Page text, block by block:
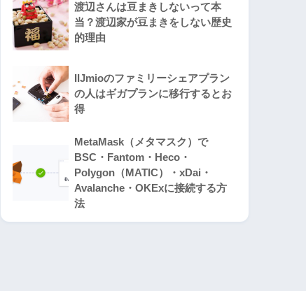
渡辺さんは豆まきしないって本
当？渡辺家が豆まきをしない歴史
的理由
IIJmioのファミリーシェアプラン
の人はギガプランに移行するとお
得
MetaMask（メタマスク）で
BSC・Fantom・Heco・
Polygon（MATIC）・xDai・
Avalanche・OKExに接続する方
法